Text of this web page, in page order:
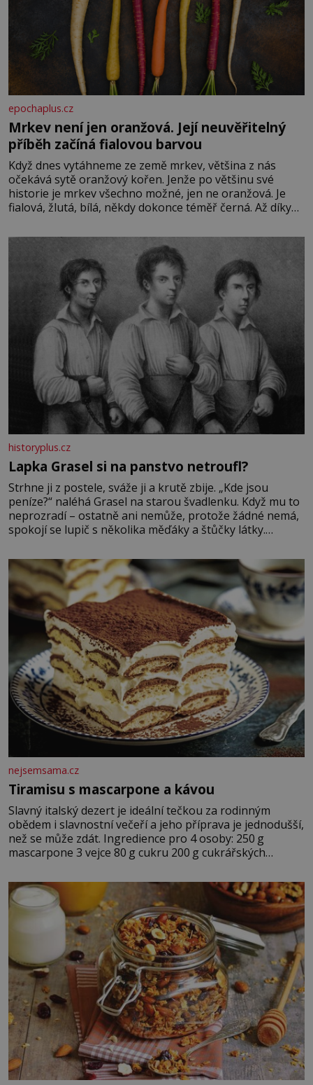
epochaplus.cz
Mrkev není jen oranžová. Její neuvěřitelný
příběh začíná fialovou barvou
Když dnes vytáhneme ze země mrkev, většina z nás
očekává sytě oranžový kořen. Jenže po většinu své
historie je mrkev všechno možné, jen ne oranžová. Je
fialová, žlutá, bílá, někdy dokonce téměř černá. Až díky
bez které si českou zahradu ani nedokážeme představit.
historyplus.cz
Lapka Grasel si na panstvo netroufl?
Strhne ji z postele, sváže ji a krutě zbije. „Kde jsou
peníze?“ naléhá Grasel na starou švadlenku. Když mu to
neprozradí – ostatně ani nemůže, protože žádné nemá,
spokojí se lupič s několika měďáky a štůčky látky.
krutý. Jeho činy budí hrůzu ještě dlouho po jeho smrti
nejsemsama.cz
Tiramisu s mascarpone a kávou
Slavný italský dezert je ideální tečkou za rodinným
obědem i slavnostní večeří a jeho příprava je jednodušší,
než se může zdát. Ingredience pro 4 osoby: 250 g
mascarpone 3 vejce 80 g cukru 200 g cukrářských
posypání Postup: Oddělte žloutky od bílků. Žloutky
vyšlehejte s cukrem do světlé pěny a postupně do nich
vmíchejte mascarpone, aby vznikl hladký